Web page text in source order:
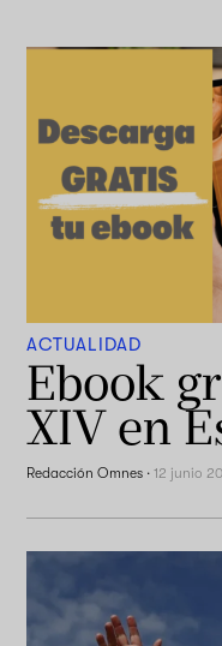
ACTUALIDAD
Ebook
XIV en
Redacción Omnes ·12 junio